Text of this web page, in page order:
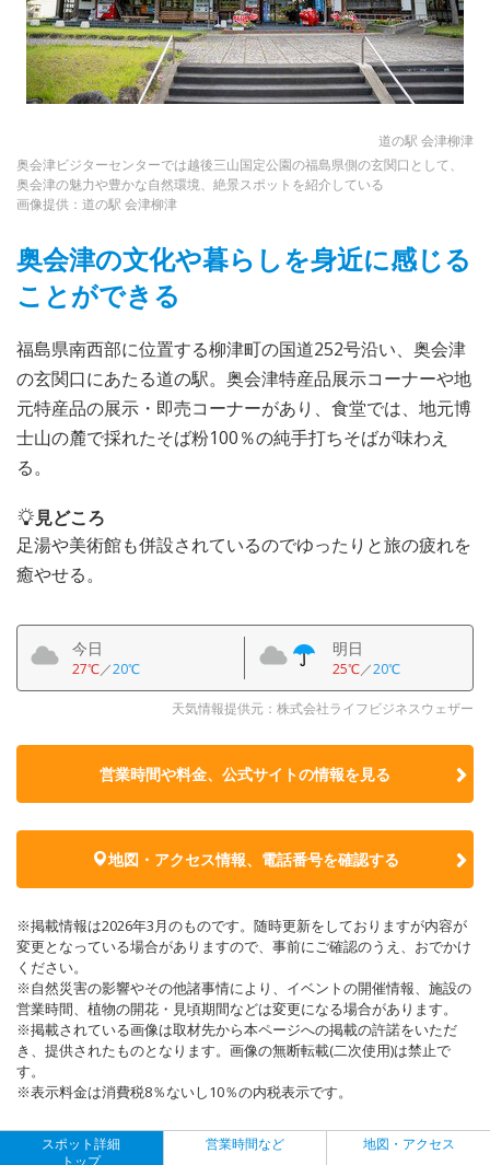
道の駅 会津柳津
奥会津ビジターセンターでは越後三山国定公園の福島県側の玄関口として、
奥会津の魅力や豊かな自然環境、絶景スポットを紹介している
画像提供：道の駅 会津柳津
奥会津の文化や暮らしを身近に感じる
ことができる
福島県南西部に位置する柳津町の国道252号沿い、奥会津
の玄関口にあたる道の駅。奥会津特産品展示コーナーや地
元特産品の展示・即売コーナーがあり、食堂では、地元博
士山の麓で採れたそば粉100％の純手打ちそばが味わえ
る。
見どころ
足湯や美術館も併設されているのでゆったりと旅の疲れを
癒やせる。
今日
27℃／20℃
明日
25℃／20℃
天気情報提供元：株式会社ライフビジネスウェザー
営業時間や料金、公式サイトの情報を見る
地図・アクセス情報、電話番号を確認する
※掲載情報は2026年3月のものです。随時更新をしておりますが内容が
変更となっている場合がありますので、事前にご確認のうえ、おでかけ
ください。
※自然災害の影響やその他諸事情により、イベントの開催情報、施設の
営業時間、植物の開花・見頃期間などは変更になる場合があります。
※掲載されている画像は取材先から本ページへの掲載の許諾をいただ
き、提供されたものとなります。画像の無断転載(二次使用)は禁止で
す。
※表示料金は消費税8％ないし10％の内税表示です。
スポット詳細
トップ
営業時間など 地図・アクセス